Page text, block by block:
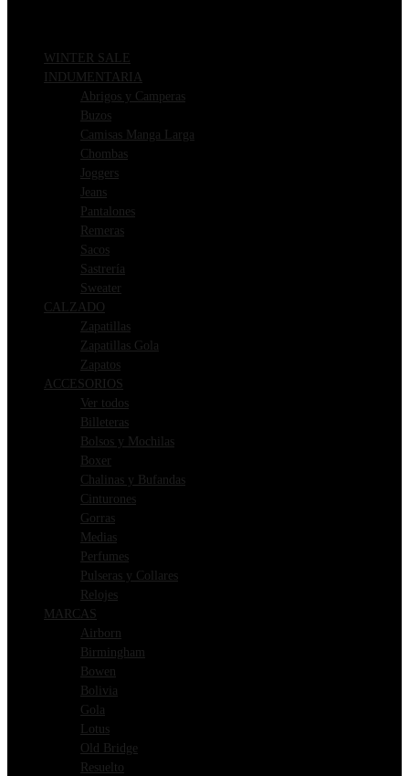
WINTER SALE
INDUMENTARIA
Abrigos y Camperas
Buzos
Camisas Manga Larga
Chombas
Joggers
Jeans
Pantalones
Remeras
Sacos
Sastrería
Sweater
CALZADO
Zapatillas
Zapatillas Gola
Zapatos
ACCESORIOS
Ver todos
Billeteras
Bolsos y Mochilas
Boxer
Chalinas y Bufandas
Cinturones
Gorras
Medias
Perfumes
Pulseras y Collares
Relojes
MARCAS
Airborn
Birmingham
Bowen
Bolivia
Gola
Lotus
Old Bridge
Resuelto